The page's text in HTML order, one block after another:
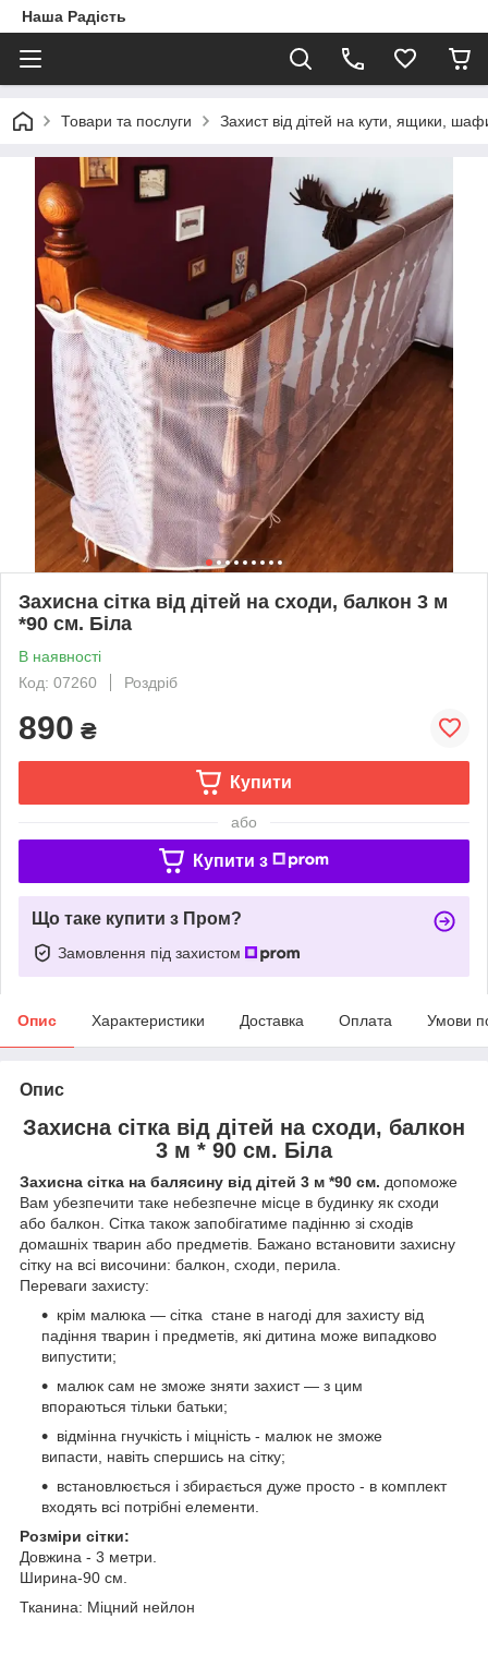
Наша Радість
Товари та послуги Захист від дітей на кути, ящики,
Захисна сітка від дітей на сходи, балкон 3 м
*90 см. Біла
В наявності
Код: 07260
Роздріб
890 ₴
Купити
або
Купити з
Що таке купити з Пром?
Замовлення під захистом
Опис Характеристики Доставка Оплата Умови
Опис
Захисна сітка від дітей на сходи, балкон
3 м * 90 см. Біла
Захисна сітка на балясину від дітей 3 м *90 см. допоможе
Вам убезпечити таке небезпечне місце в будинку як сходи
або балкон. Сітка також запобігатиме падінню зі сходів
домашніх тварин або предметів. Бажано встановити захисну
сітку на всі височини: балкон, сходи, перила.
Переваги захисту:
крім малюка — сітка стане в нагоді для захисту від
падіння тварин і предметів, які дитина може випадково
випустити;
малюк сам не зможе зняти захист — з цим
впораються тільки батьки;
відмінна гнучкість і міцність - малюк не зможе
випасти, навіть спершись на сітку;
встановлюється і збирається дуже просто - в комплект
входять всі потрібні елементи.
Розміри сітки:
Довжина - 3 метри.
Ширина-90 см.
Тканина: Міцний нейлон